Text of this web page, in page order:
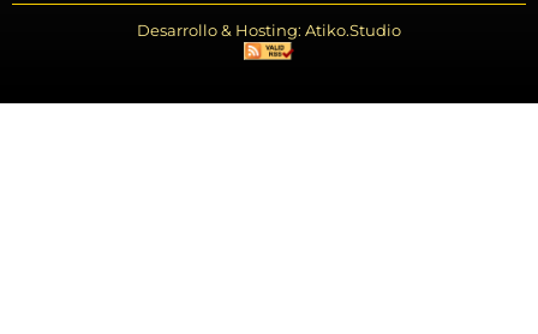
Desarrollo & Hosting: Atiko.Studio